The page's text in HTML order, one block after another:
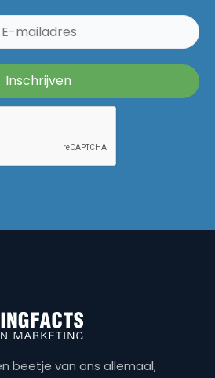
beetje van ons allemaal,